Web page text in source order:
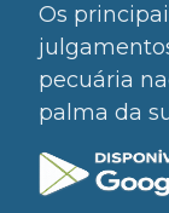
Os
pecuária
palma da